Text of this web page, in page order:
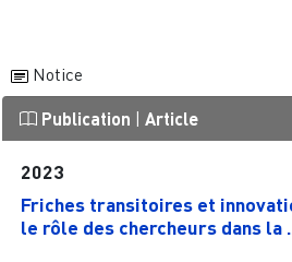
Notice
Publication Article
2023
Friches transitoires et
le rôle des chercheurs dans la